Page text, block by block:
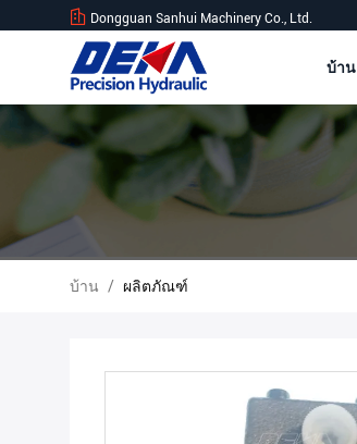
Dongguan Sanhui Machinery Co., Ltd.
บ้าน
บ้าน / ผลิตภัณฑ์